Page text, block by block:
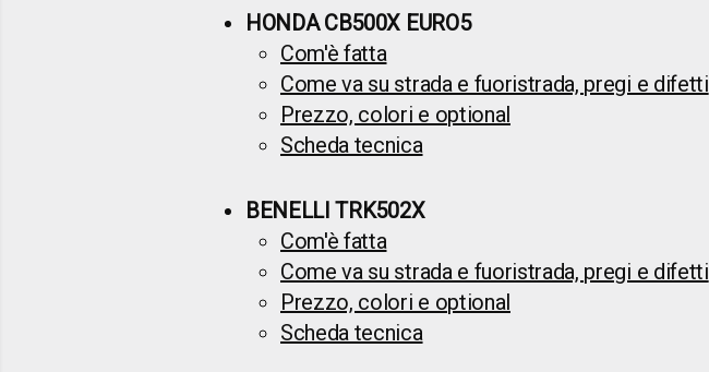
HONDA CB500X EURO5
Com'è fatta
Come va su strada e fuoristrada, pregi e difetti
Prezzo, colori e optional
Scheda tecnica
BENELLI TRK502X
Com'è fatta
Come va su strada e fuoristrada, pregi e difetti
Prezzo, colori e optional
Scheda tecnica